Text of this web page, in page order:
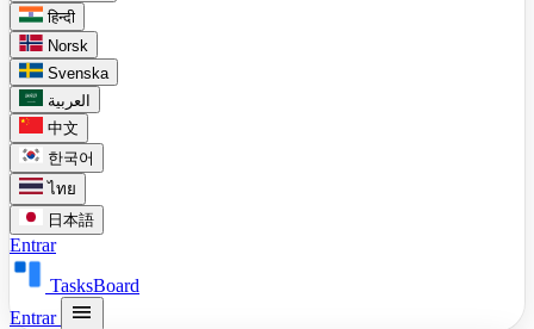
हिन्दी
Norsk
Svenska
العربية
中文
한국어
ไทย
日本語
Entrar
TasksBoard
Entrar
menu